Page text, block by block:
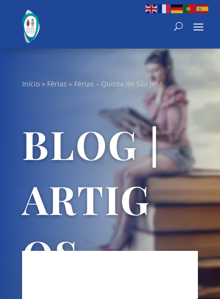
Início» Férias » Férias – Quinta de São José
BLOG |
ARTIG
OS